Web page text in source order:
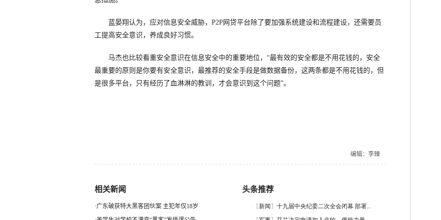
蓝晏翔认为，应对信息安全威胁，P2P网贷平台除了要加强系统建设和流程建设，还需要员
工提高安全意识，养成良好习惯。
马杰也比较看重安全意识在信息安全中的重要地位，“最有效的安全都是不用花钱的，安全
最重要的原则是你要有安全意识，最推荐的安全手段是做数据备份，这两条都是不用花钱的，但
是很多平台，只有经历了血淋淋的教训，才会意识到这个问题”。
编辑：李臻
相关新闻
·广东破获特大黑客团伙案 主犯年仅18岁
头条推荐